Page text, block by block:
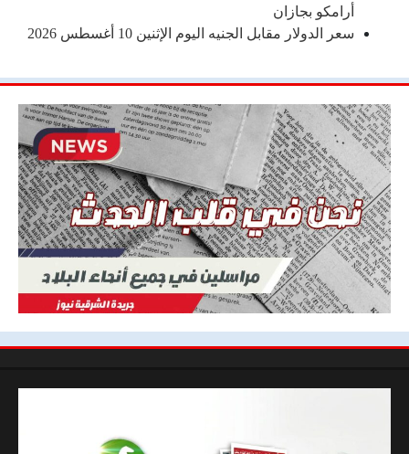
أرامكو بجازان
سعر الدولار مقابل الجنيه اليوم الإثنين 10 أغسطس 2026